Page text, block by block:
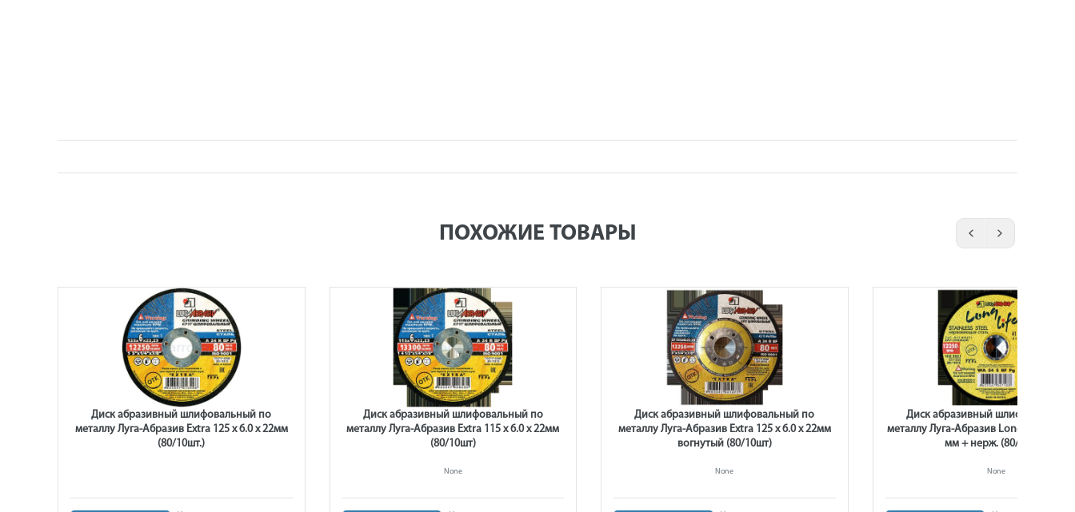
ПОХОЖИЕ ТОВАРЫ
Диск абразивный шлифовальный по
металлу Луга-Абразив Extra 125 x 6.0 x 22мм
(80/10шт.)
Диск абразивный шлифовальный по
металлу Луга-Абразив Extra 115 x 6.0 x 22мм
(80/10шт)
None
Диск абразивный шлифовальный по
металлу Луга-Абразив Extra 125 x 6.0 x 22мм
вогнутый (80/10шт)
None
Диск абразивный шлифовальный
металлу Луга-Абразив Long Life 125 x
мм + нерж. (80/10шт.)
None